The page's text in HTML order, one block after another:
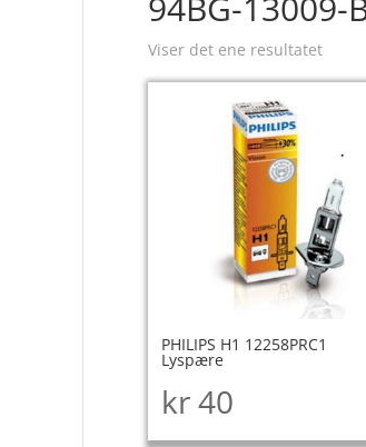
Viser det ene resultatet
PHILIPS H1 12258PRC1
Lyspære
kr40